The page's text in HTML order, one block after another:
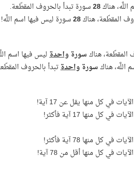
هناك28سورة تبدأ بالحروف المقطّعة.
المقطّعة، هناك28سورة ليس فيها اسم اللَّه!
المقطّعة، هناكسورةواحدةليس فيها اسم
هناكسورةواحدةتبدأ بالحروف